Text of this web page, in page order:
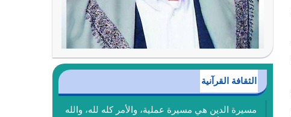
الثقافة القرآنية
مسيرة الدين هي مسيرة عملية، والأمر كله لله، والله